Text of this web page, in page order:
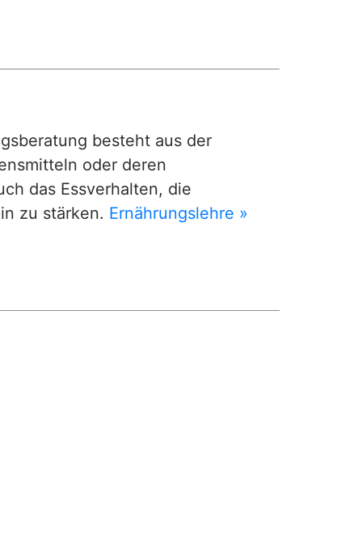
besteht aus der
oder deren
das Essverhalten, die
zu stärken. Ernährungslehre »